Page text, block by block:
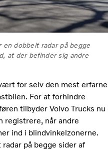
dobbelt radar på begge
at der befinder sig andre
for selv den mest erfarne
For at forhindre
tilbyder Volvo Trucks nu
registrere, når andre
ind i blindvinkelzonerne.
på begge sider af